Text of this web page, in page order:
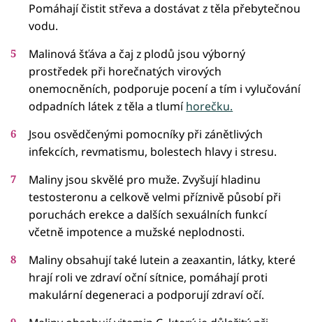
Pomáhají čistit střeva a dostávat z těla přebytečnou
vodu.
Malinová šťáva a čaj z plodů jsou výborný
prostředek při horečnatých virových
onemocněních, podporuje pocení a tím i vylučování
odpadních látek z těla a tlumíhorečku.
Jsou osvědčenými pomocníky při zánětlivých
infekcích, revmatismu, bolestech hlavy i stresu.
Maliny jsou skvělé pro muže. Zvyšují hladinu
testosteronu a celkově velmi příznivě působí při
poruchách erekce a dalších sexuálních funkcí
včetně impotence a mužské neplodnosti.
Maliny obsahují také lutein a zeaxantin, látky, které
hrají roli ve zdraví oční sítnice, pomáhají proti
makulární degeneraci a podporují zdraví očí.